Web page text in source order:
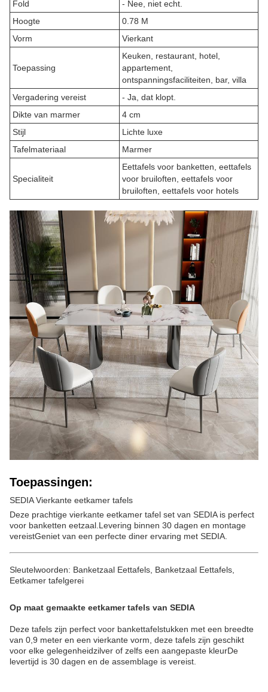
Fold
- Nee, niet echt.
Hoogte
0.78 M
Vorm
Vierkant
Toepassing
Keuken, restaurant, hotel,
appartement,
ontspanningsfaciliteiten, bar, villa
Vergadering vereist
- Ja, dat klopt.
Dikte van marmer
4 cm
Stijl
Lichte luxe
Tafelmateriaal
Marmer
Specialiteit
Eettafels voor banketten, eettafels
voor bruiloften, eettafels voor
bruiloften, eettafels voor hotels
Toepassingen:
SEDIA Vierkante eetkamer tafels
Deze prachtige vierkante eetkamer tafel set van SEDIA is perfect
voor banketten eetzaal.Levering binnen 30 dagen en montage
vereistGeniet van een perfecte diner ervaring met SEDIA.
Sleutelwoorden: Banketzaal Eettafels, Banketzaal Eettafels,
Eetkamer tafelgerei
Op maat gemaakte eetkamer tafels van SEDIA
Deze tafels zijn perfect voor bankettafelstukken met een breedte
van 0,9 meter en een vierkante vorm, deze tafels zijn geschikt
voor elke gelegenheidzilver of zelfs een aangepaste kleurDe
levertijd is 30 dagen en de assemblage is vereist.